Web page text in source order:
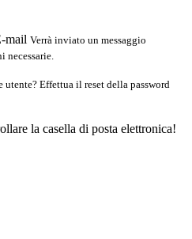
mail Verrà inviato un messaggio
necessarie.
utente? Effettua il reset della password
la casella di posta elettronica!